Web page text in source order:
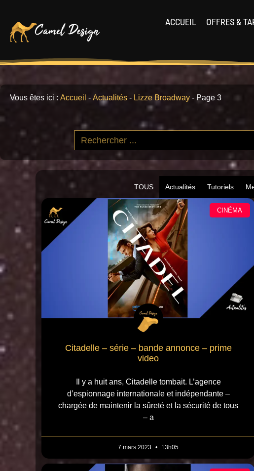
ACCUEIL OFFRES &
Vous êtes ici : Accueil - Actualités - Lizze Broadway - Page 3
TOUS Actualités Tutoriels
CINÉMA
Citadelle – série – bande annonce – prime
video
Il y a huit ans, Citadelle tombait. L’agence
d’espionnage internationale et indépendante –
chargée de maintenir la sûreté et la sécurité de tous
– a
7 mars 2023 13h05